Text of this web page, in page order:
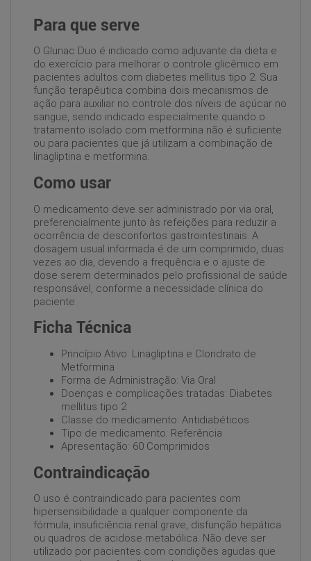
Para que serve
O Glunac Duo é indicado como adjuvante da dieta e
do exercício para melhorar o controle glicêmico em
pacientes adultos com diabetes mellitus tipo 2. Sua
função terapêutica combina dois mecanismos de
ação para auxiliar no controle dos níveis de açúcar no
sangue, sendo indicado especialmente quando o
tratamento isolado com metformina não é suficiente
ou para pacientes que já utilizam a combinação de
linagliptina e metformina.
Como usar
O medicamento deve ser administrado por via oral,
preferencialmente junto às refeições para reduzir a
ocorrência de desconfortos gastrointestinais. A
dosagem usual informada é de um comprimido, duas
vezes ao dia, devendo a frequência e o ajuste de
dose serem determinados pelo profissional de saúde
responsável, conforme a necessidade clínica do
paciente.
Ficha Técnica
Princípio Ativo: Linagliptina e Cloridrato de
Metformina
Forma de Administração: Via Oral
Doenças e complicações tratadas: Diabetes
mellitus tipo 2
Classe do medicamento: Antidiabéticos
Tipo de medicamento: Referência
Apresentação: 60 Comprimidos
Contraindicação
O uso é contraindicado para pacientes com
hipersensibilidade a qualquer componente da
fórmula, insuficiência renal grave, disfunção hepática
ou quadros de acidose metabólica. Não deve ser
utilizado por pacientes com condições agudas que